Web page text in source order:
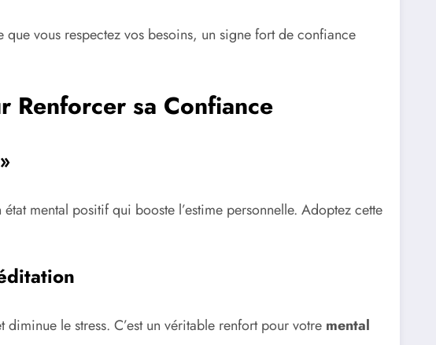
vous respectez vos besoins, un signe fort de confiance
Renforcer sa Confiance
mental positif qui booste l’estime personnelle. Adoptez cette
le stress. C’est un véritable renfort pour votre mental